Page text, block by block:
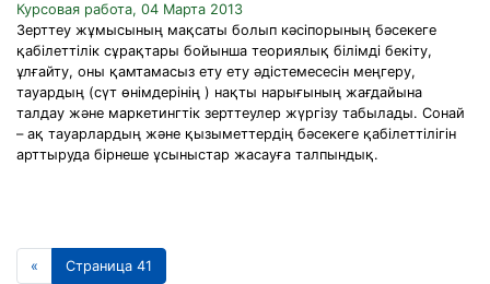
Курсовая работа, 04 Марта 2013
Зерттеу жұмысының мақсаты болып кәсіпорының бәсекеге
қабілеттілік сұрақтары бойынша теориялық білімді бекіту,
ұлғайту, оны қамтамасыз ету ету әдістемесесін меңгеру,
тауардың (сүт өнімдерінің ) нақты нарығының жағдайына
талдау және маркетингтік зерттеулер жүргізу табылады. Сонай
– ақ тауарлардың және қызыметтердің бәсекеге қабілеттілігін
арттыруда бірнеше ұсыныстар жасауға талпындық.
« Страница 41